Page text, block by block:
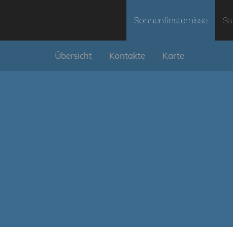
Sonnenfinsternisse
Übersicht Kontakte Karte